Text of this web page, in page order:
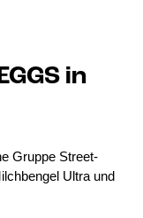
in
Gruppe Street-
Ultra und